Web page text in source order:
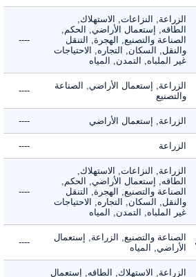
الزراعة, النزاعات, الاستهلاك,
الطاقه, إستعمال الأراضي, الحكم,
الصناعة والتصنيع, الهجرة, التنقل
والنقل, السكان, التجاره, الاحتياجات
غير الملباه, التمدن, المياه
----
الزراعة, إستعمال الأراضي, الصناعة
والتصنيع
----
الزراعة, إستعمال الأراضي ----
الزراعة ----
الزراعة, النزاعات, الاستهلاك,
الطاقه, إستعمال الأراضي, الحكم,
الصناعة والتصنيع, الهجرة, التنقل
والنقل, السكان, التجاره, الاحتياجات
غير الملباه, التمدن, المياه
----
الصناعة والتصنيع, الزراعة, إستعمال
الأراضي, المياه
----
الزراعة, الاستهلاك, الطاقه, إستعمال